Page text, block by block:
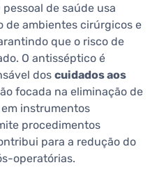
pessoal de saúde usa
de ambientes cirúrgicos e
que o risco de
O antisséptico é
dos cuidados aos
focada na eliminação de
instrumentos
procedimentos
para a redução do
operatórias.